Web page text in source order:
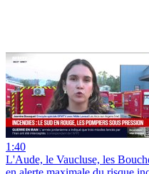
1:40
L'Aude, le Vaucluse, les